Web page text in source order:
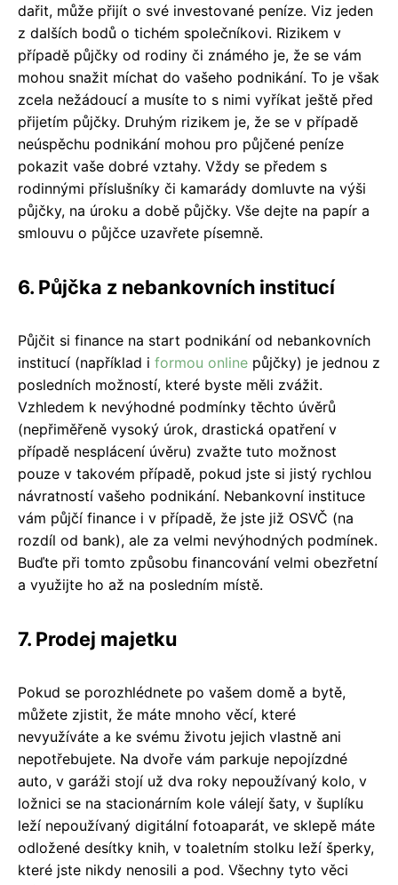
dařit, může přijít o své investované peníze. Viz jeden
z dalších bodů o tichém společníkovi. Rizikem v
případě půjčky od rodiny či známého je, že se vám
mohou snažit míchat do vašeho podnikání. To je však
zcela nežádoucí a musíte to s nimi vyříkat ještě před
přijetím půjčky. Druhým rizikem je, že se v případě
neúspěchu podnikání mohou pro půjčené peníze
pokazit vaše dobré vztahy. Vždy se předem s
rodinnými příslušníky či kamarády domluvte na výši
půjčky, na úroku a době půjčky. Vše dejte na papír a
smlouvu o půjčce uzavřete písemně.
6. Půjčka z nebankovních institucí
Půjčit si finance na start podnikání od nebankovních
institucí (například i formou online půjčky) je jednou z
posledních možností, které byste měli zvážit.
Vzhledem k nevýhodné podmínky těchto úvěrů
(nepřiměřeně vysoký úrok, drastická opatření v
případě nesplácení úvěru) zvažte tuto možnost
pouze v takovém případě, pokud jste si jistý rychlou
návratností vašeho podnikání. Nebankovní instituce
vám půjčí finance i v případě, že jste již OSVČ (na
rozdíl od bank), ale za velmi nevýhodných podmínek.
Buďte při tomto způsobu financování velmi obezřetní
a využijte ho až na posledním místě.
7. Prodej majetku
Pokud se porozhlédnete po vašem domě a bytě,
můžete zjistit, že máte mnoho věcí, které
nevyužíváte a ke svému životu jejich vlastně ani
nepotřebujete. Na dvoře vám parkuje nepojízdné
auto, v garáži stojí už dva roky nepoužívaný kolo, v
ložnici se na stacionárním kole válejí šaty, v šuplíku
leží nepoužívaný digitální fotoaparát, ve sklepě máte
odložené desítky knih, v toaletním stolku leží šperky,
které jste nikdy nenosili a pod. Všechny tyto věci